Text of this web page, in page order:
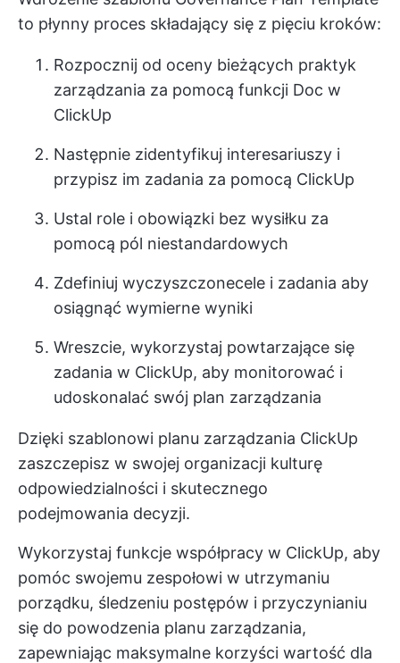
to płynny proces składający się z pięciu kroków:
Rozpocznij od oceny bieżących praktyk
zarządzania za pomocą funkcji Doc w
ClickUp
Następnie zidentyfikuj interesariuszy i
przypisz im zadania za pomocą ClickUp
Ustal role i obowiązki bez wysiłku za
pomocą pól niestandardowych
Zdefiniuj wyczyszczonecele i zadania aby
osiągnąć wymierne wyniki
Wreszcie, wykorzystaj powtarzające się
zadania w ClickUp, aby monitorować i
udoskonalać swój plan zarządzania
Dzięki szablonowi planu zarządzania ClickUp
zaszczepisz w swojej organizacji kulturę
odpowiedzialności i skutecznego
podejmowania decyzji.
Wykorzystaj funkcje współpracy w ClickUp, aby
pomóc swojemu zespołowi w utrzymaniu
porządku, śledzeniu postępów i przyczynianiu
się do powodzenia planu zarządzania,
zapewniając maksymalne korzyści wartość dla